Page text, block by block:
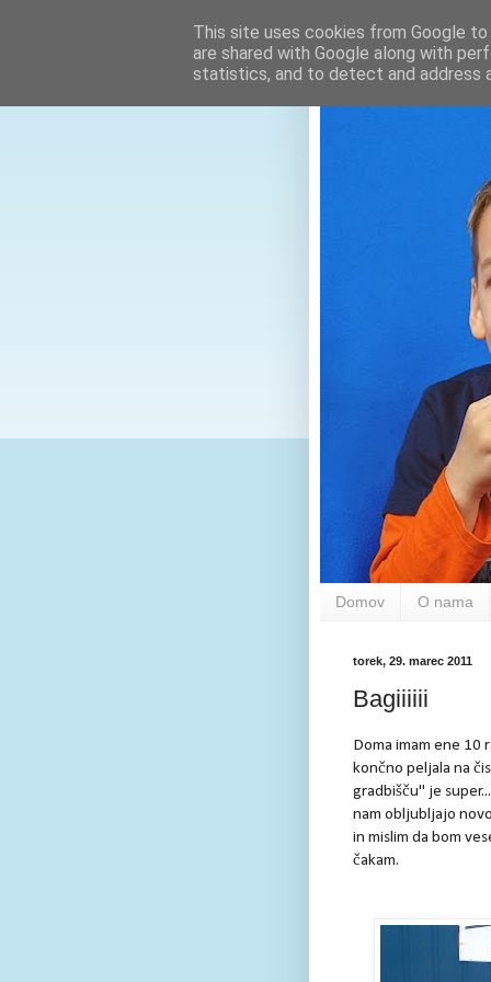
Domov O nama
torek, 29. marec 2011
Bagiiiiii
Doma imam ene 10
končno peljala na
gradbišču" je
nam obljubljajo
in mislim da bom
čakam.
This site uses cookies from Google
are shared with Google along with
statistics, and to detect and address